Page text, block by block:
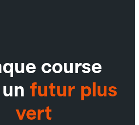
course
futur plus
vert